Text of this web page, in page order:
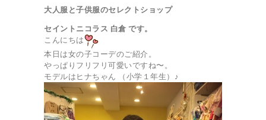
大人服と子供服のセレクトショップ
セイントニコラス 白倉 です。
こんにちは
本日は女の子コーデのご紹介。
やっぱりフリフリ可愛いですね〜。
モデルはヒナちゃん （小学１年生）♪